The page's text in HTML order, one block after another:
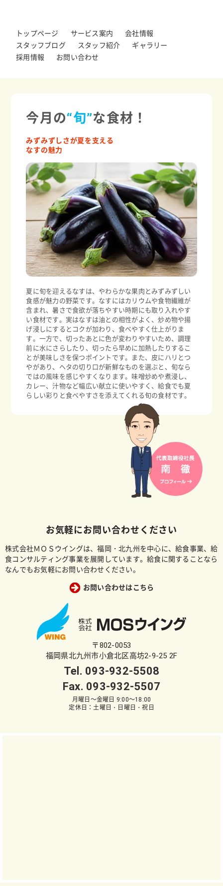
トップページ サービス案内
会社情報
スタッフブログ
スタッフ紹介
ギャラリー
採用情報
お問い合わせ
今月の“旬”な食材！
みずみずしさが夏を支える
なすの魅力
夏に旬を迎えるなすは、やわらかな果肉とみずみずしい
食感が魅力の野菜です。なすにはカリウムや食物繊維が
含まれ、暑さで食欲が落ちやすい時期にも取り入れやす
い食材です。実はなすは油との相性がよく、炒め物や揚
げ浸しにするとコクが加わり、食べやすく仕上がりま
す。一方で、切ったあとに色が変わりやすいため、調理
前に水にさらしたり、切ったら早めに加熱したりするこ
とが美味しさを保つポイントです。また、皮にハリとつ
やがあり、ヘタの切り口が新鮮なものを選ぶと、旬なら
ではの風味を感じやすくなります。味噌炒めや煮浸し、
カレー、汁物など幅広い献立に使いやすく、給食でも夏
らしい彩りと食べやすさを添えてくれる旬の食材です。
お気軽にお問い合わせください
株式会社ＭＯＳウイングは、福岡・北九州を中心に、給食事業、給
食コンサルティング事業を展開しています。給食に関することなら
なんでもお気軽にお問い合わせください。
お問い合わせはこちら
〒802-0053
福岡県北九州市小倉北区高坊2-9-25 2F
Tel. 093-932-5508
Fax. 093-932-5507
月曜日～金曜日 9:00～18:00
定休日：土曜日・日曜日・祝日